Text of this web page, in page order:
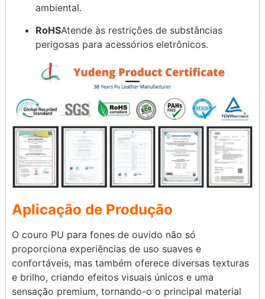
ambiental.
RoHSAtende às restrições de substâncias
perigosas para acessórios eletrônicos.
Aplicação de Produção
O couro PU para fones de ouvido não só
proporciona experiências de uso suaves e
confortáveis, mas também oferece diversas texturas
e brilho, criando efeitos visuais únicos e uma
sensação premium, tornando-o o principal material